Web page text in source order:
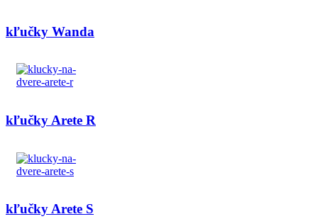
kľučky Wanda
kľučky Arete R
kľučky Arete S